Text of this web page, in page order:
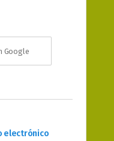
Google
electrónico